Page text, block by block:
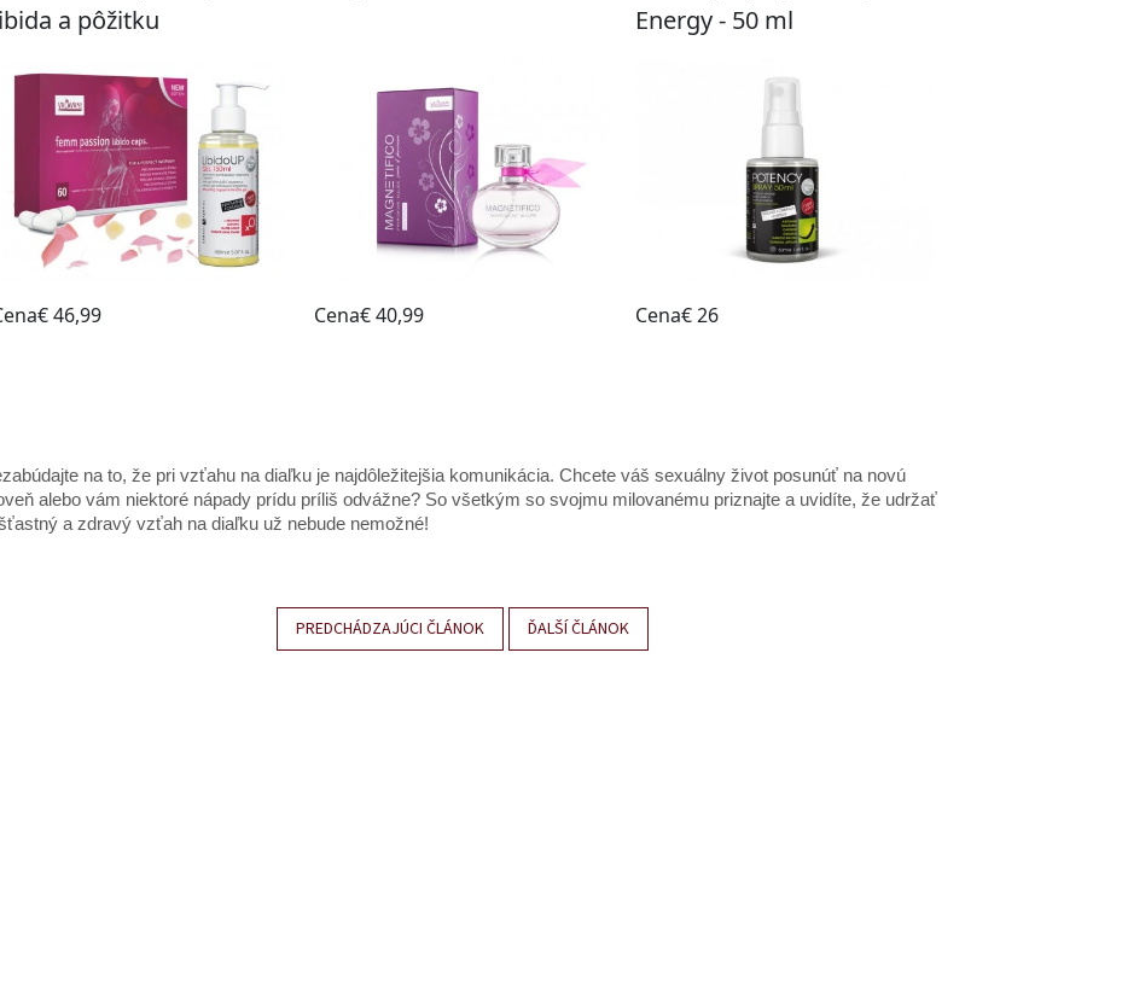
na to, že pri vzťahu na diaľku je najdôležitejšia komunikácia. Chcete váš sexuálny život posunúť na novú
alebo vám niektoré nápady prídu príliš odvážne? So všetkým so svojmu milovanému priznajte a uvidíte, že udržať
a zdravý vzťah na diaľku už nebude nemožné!
PREDCHÁDZAJÚCI ČLÁNOK ĎALŠÍ ČLÁNOK